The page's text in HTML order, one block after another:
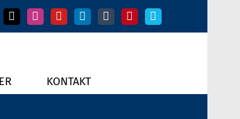
X InstagramYouTubeLinkedIn
TumblrPinterestVimeo
KONTAKT